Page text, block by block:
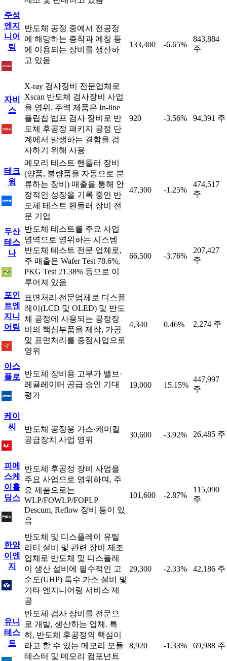
주성
엔지
니어
링
반도체 공정 중에서 전공정
에 해당하는 증착과 에칭 등
에 이용되는 장비를 생산하
고 있음
133,400 -6.65%
843,884
주
자비
스
X-ray 검사장비 전문업체로
Xscan 반도체 검사장비 사업
을 영위. 주력 제품은 In-line
플립칩 법프 검사 장비로 반
도체 후공정 패키지 공정 단
계에서 발생하는 결함을 검
사하기 위해 사용
920 -3.56% 94,391 주
테크
윙
메모리 테스트 핸들러 장비
(양품, 불량품을 자동으로 분
류하는 장비) 매출을 통해 안
정적인 성장을 기록 중인 반
도체 테스트 핸들러 장비 전
문 기업
47,300 -1.25%
474,517
주
두산
테스
나
반도체 테스트를 주요 사업
영역으로 영위하는 시스템
반도체 테스트 전문 업체로,
주 매출은 Wafer Test 78.6%,
PKG Test 21.38% 등으로 이
루어져 있음
66,500 -3.76%
207,427
주
포인
트엔
지니
어링
표면처리 전문업체로 디스플
레이(LCD 및 OLED) 및 반도
체 공정에 사용되는 공정장
비의 핵심부품을 제작, 가공
및 표면처리를 중점사업으로
영위
4,340 0.46% 2,274 주
아스
플로 반도체 장비용 고부가 밸브·
레귤레이터 공급 승인 기대
평가
19,000 15.15%
447,997
주
케이
씨
반도체 공정용 가스·케미컬
공급장치 사업 영위
30,600 -3.92% 26,485 주
피에
스케
이홀
딩스
반도체 후공정 장비 사업을
주요 사업으로 영위하며, 주
요 제품으로는
WLP/FOWLP/FOPLP
Descum, Reflow 장비 등이 있
음
101,600 -2.87%
115,090
주
한양
이엔
지
반도체 및 디스플레이 유틸
리티 설비 및 관련 장비 제조
업체로 반도체 및 디스플레
이 생산 설비에 필수적인 고
순도(UHP) 특수 가스 설비 및
기타 엔지니어링 서비스 제
공
29,300 -2.33% 42,186 주
유니
테스
트
반도체 검사 장비를 전문으
로 개발, 생산하는 업체. 특
히, 반도체 후공정의 핵심이
라고 할 수 있는 메모리 모듈
테스터 및 메모리 컴포넌트
8,920 -1.33% 69,988 주